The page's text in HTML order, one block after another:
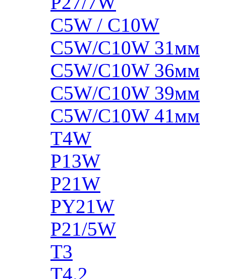
C5W / C10W
C5W/C10W 31мм
C5W/C10W 36мм
C5W/C10W 39мм
C5W/C10W 41мм
T4W
P13W
P21W
PY21W
P21/5W
T3
T4.2